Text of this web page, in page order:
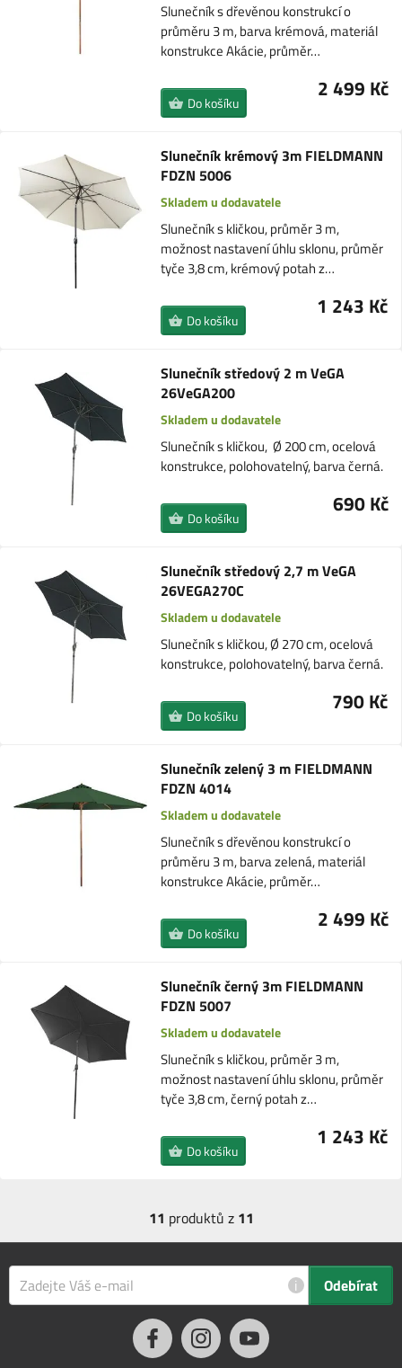
Slunečník s dřevěnou konstrukcí o
průměru 3 m, barva krémová, materiál
konstrukce Akácie, průměr…
2 499 Kč
Do košíku
Slunečník krémový 3m FIELDMANN
FDZN 5006
Skladem u dodavatele
Slunečník s kličkou, průměr 3 m,
možnost nastavení úhlu sklonu, průměr
tyče 3,8 cm, krémový potah z…
1 243 Kč
Do košíku
Slunečník středový 2 m VeGA
26VeGA200
Skladem u dodavatele
Slunečník s kličkou, Ø 200 cm, ocelová
konstrukce, polohovatelný, barva černá.
690 Kč
Do košíku
Slunečník středový 2,7 m VeGA
26VEGA270C
Skladem u dodavatele
Slunečník s kličkou, Ø 270 cm, ocelová
konstrukce, polohovatelný, barva černá.
790 Kč
Do košíku
Slunečník zelený 3 m FIELDMANN
FDZN 4014
Skladem u dodavatele
Slunečník s dřevěnou konstrukcí o
průměru 3 m, barva zelená, materiál
konstrukce Akácie, průměr…
2 499 Kč
Do košíku
Slunečník černý 3m FIELDMANN
FDZN 5007
Skladem u dodavatele
Slunečník s kličkou, průměr 3 m,
možnost nastavení úhlu sklonu, průměr
tyče 3,8 cm, černý potah z…
1 243 Kč
Do košíku
11 produktů z 11
i Odebírat